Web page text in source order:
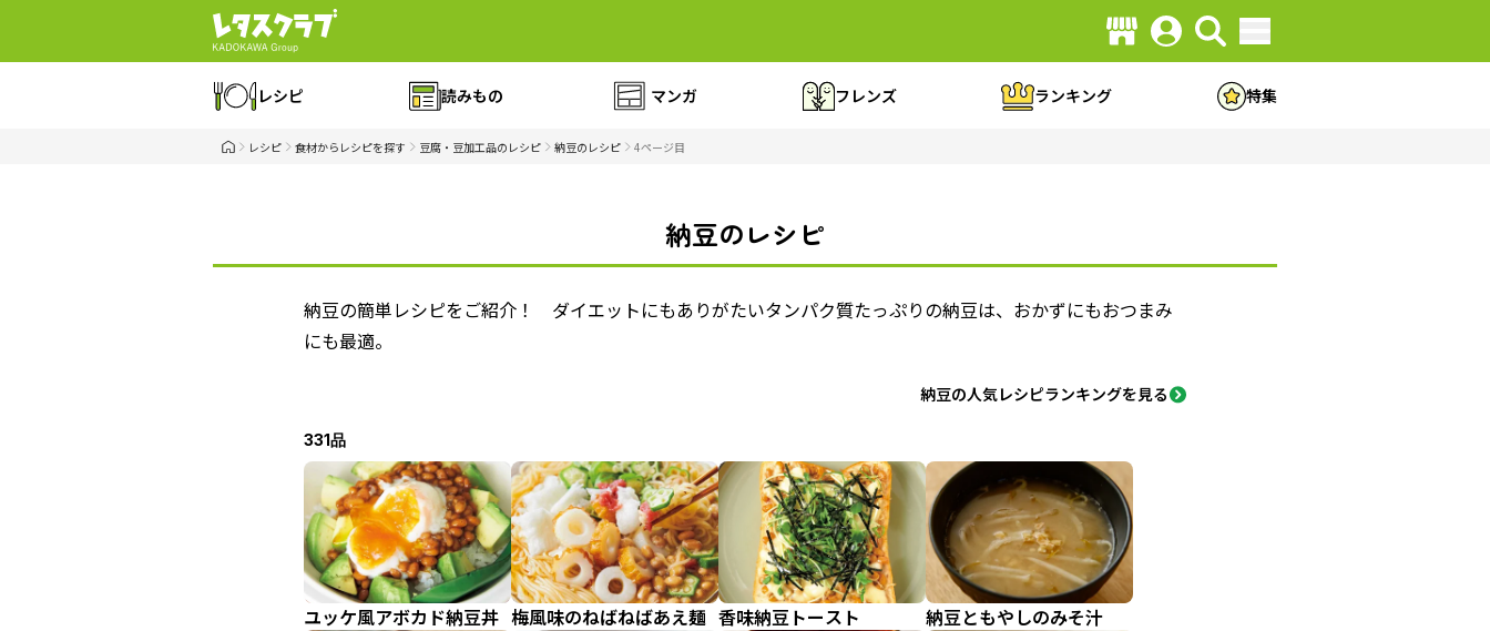
レシピ 読みもの マンガ フレンズ ランキング 特集
レシピ 食材からレシピを探す 豆腐・豆加工品のレシピ 納豆のレシピ 4ページ目
納豆のレシピ
納豆の簡単レシピをご紹介！ ダイエットにもありがたいタンパク質たっぷりの納豆は、おかずにもおつまみ
にも最適。
納豆の人気レシピランキングを見る
331品
ユッケ風アボカド納豆丼 梅風味のねばねばあえ麺 香味納豆トースト 納豆ともやしのみそ汁